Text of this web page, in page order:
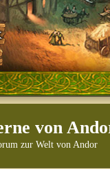
von
zur Welt von Andor